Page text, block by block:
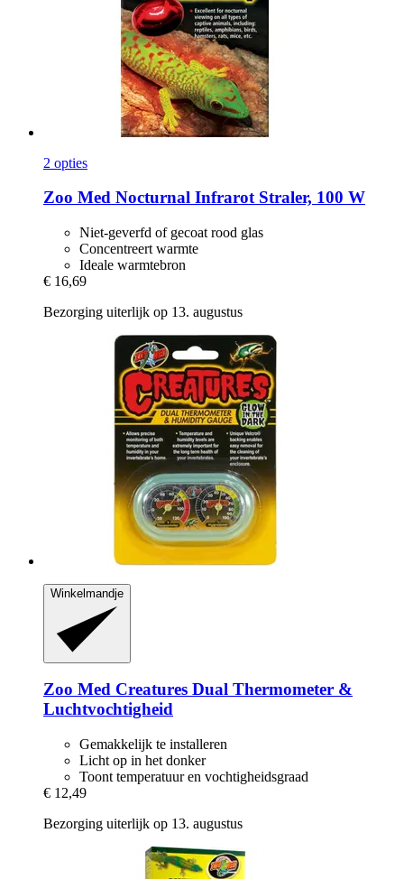
2 opties
Zoo Med Nocturnal Infrarot Straler, 100 W
Niet-geverfd of gecoat rood glas
Concentreert warmte
Ideale warmtebron
€ 16,69
Bezorging uiterlijk op 13. augustus
Winkelmandje
Zoo Med Creatures Dual Thermometer &
Luchtvochtigheid
Gemakkelijk te installeren
Licht op in het donker
Toont temperatuur en vochtigheidsgraad
€ 12,49
Bezorging uiterlijk op 13. augustus